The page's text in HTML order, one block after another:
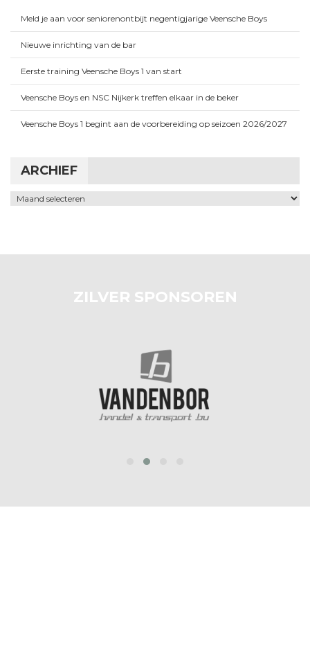
Meld je aan voor seniorenontbijt negentigjarige Veensche Boys
Nieuwe inrichting van de bar
Eerste training Veensche Boys 1 van start
Veensche Boys en NSC Nijkerk treffen elkaar in de beker
Veensche Boys 1 begint aan de voorbereiding op seizoen 2026/2027
ARCHIEF
Archief
ZILVER SPONSOREN
prev